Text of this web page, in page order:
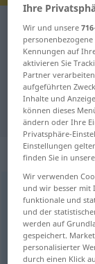
für
"halasit"
halasit(za-)
Übersicht
(Für mehr Details
Ihre
Wir und unsere716
Kennungen auf
aktivieren Sie
Partner
aufgeführten
Inhalte und
können dieses
ändern oder Ihre
Privatsphäre-
Einstellungen
finden Sie in
Wir verwenden
und wir besser mit
funktionale und
und der
werden auf
gespeichert.
personalisierter
durch einen Klick